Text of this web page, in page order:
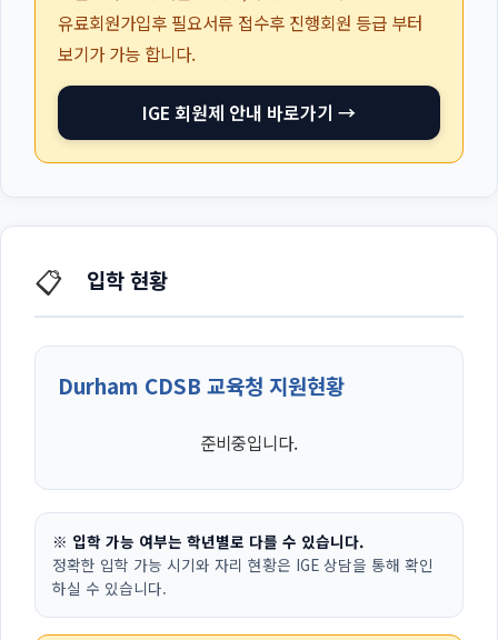
유료회원가입후 필요서류 접수후 진행회원 등급 부터
보기가 가능 합니다.
IGE 회원제 안내 바로가기 →
📋 입학 현황
Durham CDSB 교육청 지원현황
준비중입니다.
※ 입학 가능 여부는 학년별로 다를 수 있습니다.
정확한 입학 가능 시기와 자리 현황은 IGE 상담을 통해 확인
하실 수 있습니다.